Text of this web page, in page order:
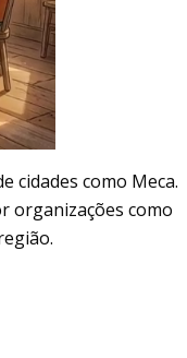
cidades como Meca.
organizações como